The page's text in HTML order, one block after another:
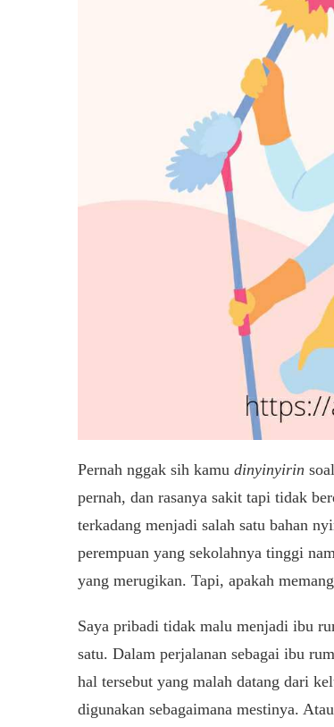
Pernah nggak sih kamu dinyinyirin
pernah, dan rasanya sakit tapi tidak
terkadang menjadi salah satu bahan
perempuan yang sekolahnya tinggi
yang merugikan. Tapi, apakah
Saya pribadi tidak malu menjadi ibu
satu. Dalam perjalanan sebagai ibu
hal tersebut yang malah datang dari
digunakan sebagaimana mestinya.